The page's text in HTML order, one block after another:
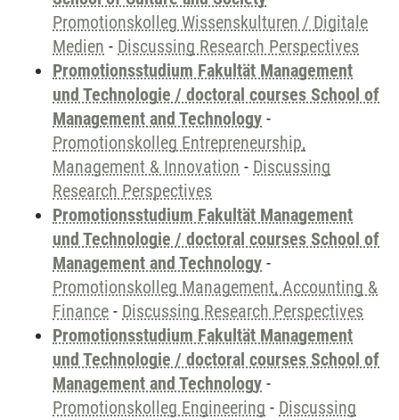
Promotionskolleg Wissenskulturen / Digitale
Medien - Discussing Research Perspectives
Promotionsstudium Fakultät Management
und Technologie / doctoral courses School of
Management and Technology -
Promotionskolleg Entrepreneurship,
Management & Innovation - Discussing
Research Perspectives
Promotionsstudium Fakultät Management
und Technologie / doctoral courses School of
Management and Technology -
Promotionskolleg Management, Accounting &
Finance - Discussing Research Perspectives
Promotionsstudium Fakultät Management
und Technologie / doctoral courses School of
Management and Technology -
Promotionskolleg Engineering - Discussing